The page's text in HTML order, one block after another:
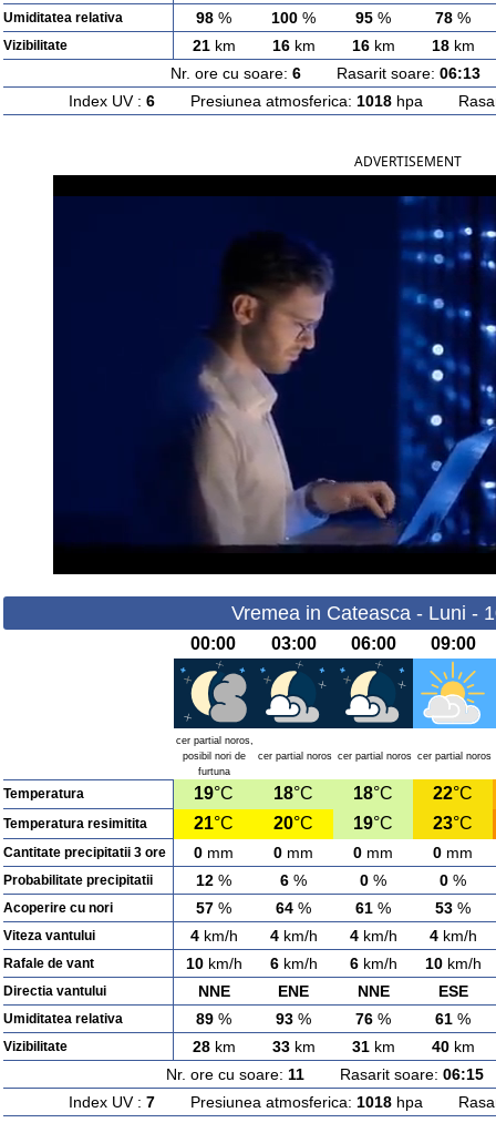
Umiditatea relativa 98 % 100 % 95 % 78 %
Vizibilitate 21km 16km 16km 18km
Nr. ore cu soare: 6Rasarit soare: 06:13
Index UV : 6Presiunea atmosferica: 1018hpa
ADVERTISEMENT
Vremea in Cateasca - Luni -
00:00 03:00 06:00 09:00
cer partial noros,
posibil nori de
furtuna
cer partial noros cer partial noros cer partial noros
Temperatura 19°C 18°C 18°C 22°C
Temperatura resimitita 21°C 20°C 19°C 23°C
Cantitate precipitatii 3 ore 0 mm 0 mm 0 mm 0 mm
Probabilitate precipitatii 12 % 6 % 0 % 0 %
Acoperire cu nori 57 % 64 % 61 % 53 %
Viteza vantului 4km/h 4km/h 4km/h 4km/h
Rafale de vant 10km/h 6km/h 6km/h 10km/h
Directia vantului NNE ENE NNE ESE
Umiditatea relativa 89 % 93 % 76 % 61 %
Vizibilitate 28km 33km 31km 40km
Nr. ore cu soare: 11 Rasarit soare: 06:15
Index UV : 7Presiunea atmosferica: 1018hpa